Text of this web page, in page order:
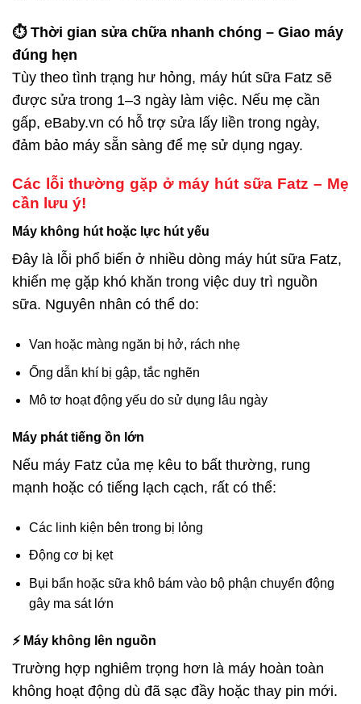
⏱ Thời gian sửa chữa nhanh chóng – Giao máy
đúng hẹn
Tùy theo tình trạng hư hỏng, máy hút sữa Fatz sẽ
được sửa trong 1–3 ngày làm việc. Nếu mẹ cần
gấp, eBaby.vn có hỗ trợ sửa lấy liền trong ngày,
đảm bảo máy sẵn sàng để mẹ sử dụng ngay.
Các lỗi thường gặp ở máy hút sữa Fatz – Mẹ
cần lưu ý!
Máy không hút hoặc lực hút yếu
Đây là lỗi phổ biến ở nhiều dòng máy hút sữa Fatz,
khiến mẹ gặp khó khăn trong việc duy trì nguồn
sữa. Nguyên nhân có thể do:
Van hoặc màng ngăn bị hở, rách nhẹ
Ống dẫn khí bị gập, tắc nghẽn
Mô tơ hoạt động yếu do sử dụng lâu ngày
Máy phát tiếng ồn lớn
Nếu máy Fatz của mẹ kêu to bất thường, rung
mạnh hoặc có tiếng lạch cạch, rất có thể:
Các linh kiện bên trong bị lỏng
Động cơ bị kẹt
Bụi bẩn hoặc sữa khô bám vào bộ phận chuyển động
gây ma sát lớn
⚡ Máy không lên nguồn
Trường hợp nghiêm trọng hơn là máy hoàn toàn
không hoạt động dù đã sạc đầy hoặc thay pin mới.